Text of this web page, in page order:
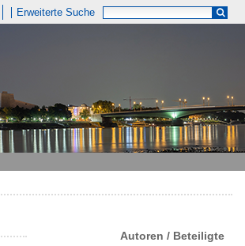
Erweiterte Suche
Autoren / Beteiligte